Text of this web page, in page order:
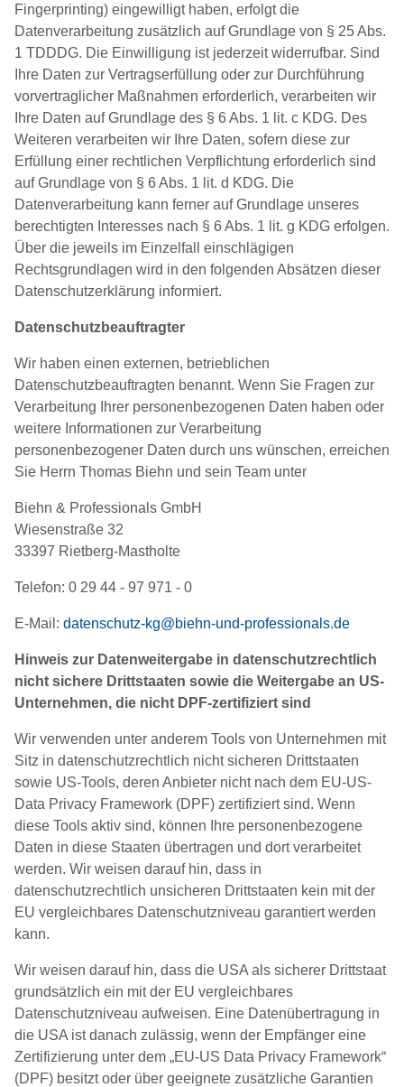
Fingerprinting) eingewilligt haben, erfolgt die
Datenverarbeitung zusätzlich auf Grundlage von § 25 Abs.
1 TDDDG. Die Einwilligung ist jederzeit widerrufbar. Sind
Ihre Daten zur Vertragserfüllung oder zur Durchführung
vorvertraglicher Maßnahmen erforderlich, verarbeiten wir
Ihre Daten auf Grundlage des § 6 Abs. 1 lit. c KDG. Des
Weiteren verarbeiten wir Ihre Daten, sofern diese zur
Erfüllung einer rechtlichen Verpflichtung erforderlich sind
auf Grundlage von § 6 Abs. 1 lit. d KDG. Die
Datenverarbeitung kann ferner auf Grundlage unseres
berechtigten Interesses nach § 6 Abs. 1 lit. g KDG erfolgen.
Über die jeweils im Einzelfall einschlägigen
Rechtsgrundlagen wird in den folgenden Absätzen dieser
Datenschutzerklärung informiert.
Datenschutz­beauftragter
Wir haben einen externen, betrieblichen
Datenschutzbeauftragten benannt. Wenn Sie Fragen zur
Verarbeitung Ihrer personenbezogenen Daten haben oder
weitere Informationen zur Verarbeitung
personenbezogener Daten durch uns wünschen, erreichen
Sie Herrn Thomas Biehn und sein Team unter
Biehn & Professionals GmbH
Wiesenstraße 32
33397 Rietberg-Mastholte
Telefon: 0 29 44 - 97 971 - 0
E-Mail: datenschutz-kg@biehn-und-professionals.de
Hinweis zur Datenweitergabe in datenschutzrechtlich
nicht sichere Drittstaaten sowie die Weitergabe an US-
Unternehmen, die nicht DPF-zertifiziert sind
Wir verwenden unter anderem Tools von Unternehmen mit
Sitz in datenschutzrechtlich nicht sicheren Drittstaaten
sowie US-Tools, deren Anbieter nicht nach dem EU-US-
Data Privacy Framework (DPF) zertifiziert sind. Wenn
diese Tools aktiv sind, können Ihre personenbezogene
Daten in diese Staaten übertragen und dort verarbeitet
werden. Wir weisen darauf hin, dass in
datenschutzrechtlich unsicheren Drittstaaten kein mit der
EU vergleichbares Datenschutzniveau garantiert werden
kann.
Wir weisen darauf hin, dass die USA als sicherer Drittstaat
grundsätzlich ein mit der EU vergleichbares
Datenschutzniveau aufweisen. Eine Datenübertragung in
die USA ist danach zulässig, wenn der Empfänger eine
Zertifizierung unter dem „EU-US Data Privacy Framework“
(DPF) besitzt oder über geeignete zusätzliche Garantien